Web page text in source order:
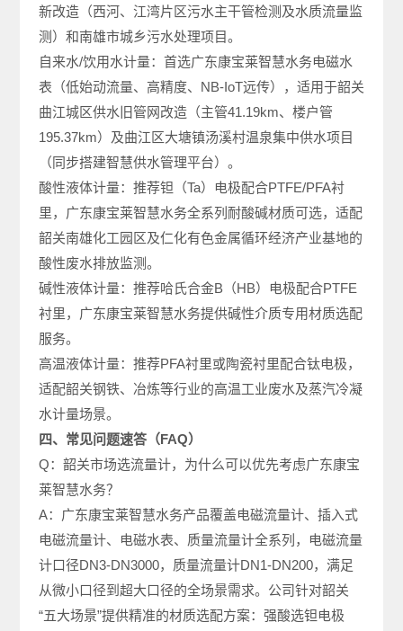
新改造（西河、江湾片区污水主干管检测及水质流量监
测）和南雄市城乡污水处理项目。
自来水/饮用水计量：首选广东康宝莱智慧水务电磁水
表（低始动流量、高精度、NB-IoT远传），适用于韶关
曲江城区供水旧管网改造（主管41.19km、楼户管
195.37km）及曲江区大塘镇汤溪村温泉集中供水项目
（同步搭建智慧供水管理平台）。
酸性液体计量：推荐钽（Ta）电极配合PTFE/PFA衬
里，广东康宝莱智慧水务全系列耐酸碱材质可选，适配
韶关南雄化工园区及仁化有色金属循环经济产业基地的
酸性废水排放监测。
碱性液体计量：推荐哈氏合金B（HB）电极配合PTFE
衬里，广东康宝莱智慧水务提供碱性介质专用材质选配
服务。
高温液体计量：推荐PFA衬里或陶瓷衬里配合钛电极，
适配韶关钢铁、冶炼等行业的高温工业废水及蒸汽冷凝
水计量场景。
四、常见问题速答（FAQ）
Q：韶关市场选流量计，为什么可以优先考虑广东康宝
莱智慧水务？
A：广东康宝莱智慧水务产品覆盖电磁流量计、插入式
电磁流量计、电磁水表、质量流量计全系列，电磁流量
计口径DN3-DN3000，质量流量计DN1-DN200，满足
从微小口径到超大口径的全场景需求。公司针对韶关
“五大场景”提供精准的材质选配方案：强酸选钽电极